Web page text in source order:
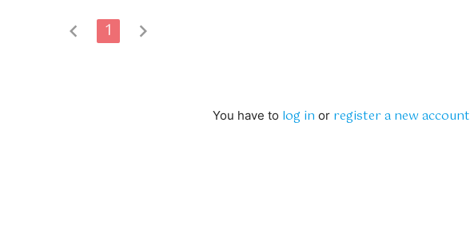
chevron_left 1 chevron_right
You have to log in or register a new account